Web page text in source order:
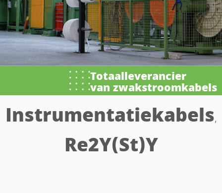
Totaalleverancier
van zwakstroomkabels
Instrumentatiekabels,
Re2Y(St)Y